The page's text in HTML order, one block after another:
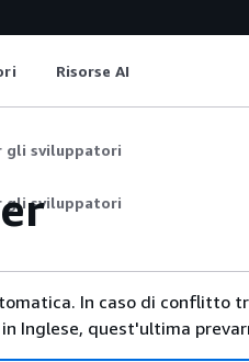
Risorse AI
gli sviluppatori
gli sviluppatori
In caso di conflitto
Inglese, quest'ultima